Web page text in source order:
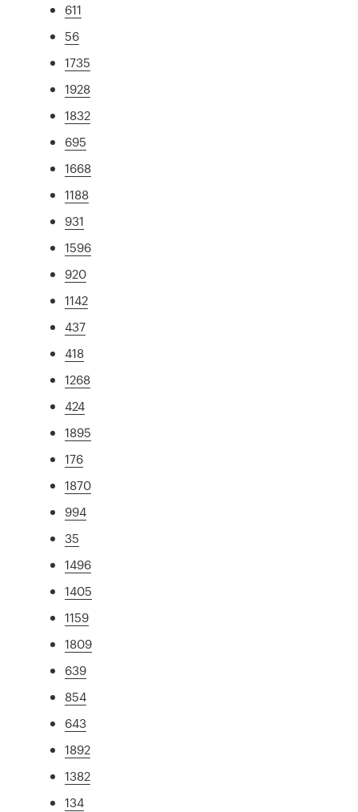
611
56
1735
1928
1832
695
1668
1188
931
1596
920
1142
437
418
1268
424
1895
176
1870
994
35
1496
1405
1159
1809
639
854
643
1892
1382
134